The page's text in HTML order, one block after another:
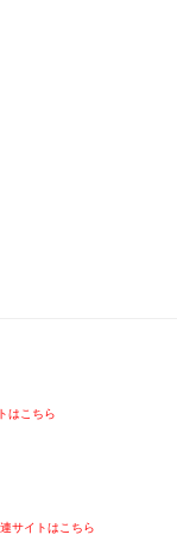
はこちら
サイトはこちら